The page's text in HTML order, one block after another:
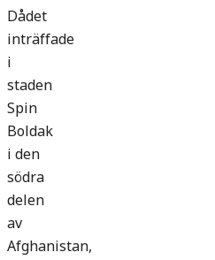
Dådet
inträffade
i
staden
Spin
Boldak
i den
södra
delen
av
Afghanistan,